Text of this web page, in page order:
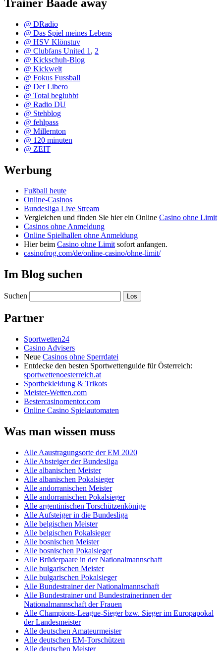
Trainer Baade away
@ DRadio
@ Das Spiel meines Lebens
@ HSV Klönstuv
@ Clubfans United 1 , 2
@ Kickschuh-Blog
@ Kickwelt
@ Fokus Fussball
@ Der Libero
@ Total beglubbt
@ Radio DU
@ Stehblog
@ fehlpass
@ Millernton
@ 120 minuten
@ ZEIT
Werbung
Fußball heute
Online-Casinos
Bundesliga Live Stream
Vergleichen und finden Sie hier ein Online Casino ohne Limit
Casinos ohne Anmeldung
Online Spielhallen ohne Anmeldung
Hier beim Casino ohne Limitsofort anfangen.
casinofrog.com/de/online-casino/ohne-limit/
Im Blog suchen
Suchen
Partner
Sportwetten24
Casino Advisers
Neue Casinos ohne Sperrdatei
Entdecke den besten Sportwettenguide für Österreich:
sportwettenoesterreich.at
Sportbekleidung & Trikots
Meister-Wetten.com
Bestercasinomentor.com
Online Casino Spielautomaten
Was man wissen muss
Alle Aaustragungsorte der EM 2020
Alle Absteiger der Bundesliga
Alle albanischen Meister
Alle albanischen Pokalsieger
Alle andorranischen Meister
Alle andorranischen Pokalsieger
Alle argentinischen Torschützenkönige
Alle Aufsteiger in die Bundesliga
Alle belgischen Meister
Alle belgischen Pokalsieger
Alle bosnischen Meister
Alle bosnischen Pokalsieger
Alle Brüderpaare in der Nationalmannschaft
Alle bulgarischen Meister
Alle bulgarischen Pokalsieger
Alle Bundestrainer der Nationalmannschaft
Alle Bundestrainer und Bundestrainerinnen der
Nationalmannschaft der Frauen
Alle Champions-League-Sieger bzw. Sieger im Europapokal
der Landesmeister
Alle deutschen Amateurmeister
Alle deutschen EM-Torschützen
Alle deutschen Meister